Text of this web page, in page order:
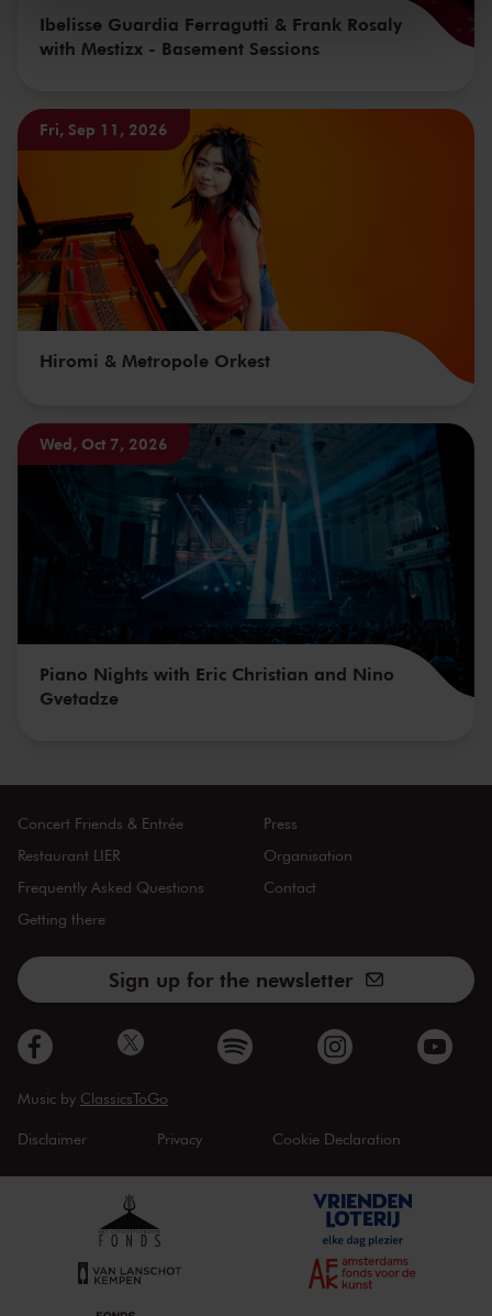
die uw gegevens
kunnen ontvangen en verwerken.
Ibelisse Guardia Ferragutti & Frank Rosaly
with Mestizx - Basement Sessions
Fri, Sep 11, 2026
Hiromi & Metropole Orkest
Wed, Oct 7, 2026
Piano Nights with Eric Christian and Nino
Gvetadze
Concert Friends & Entrée
Restaurant LIER
Frequently Asked Questions
Getting there
Press
Organisation
Contact
Sign up for the newsletter
Music by ClassicsToGo
Disclaimer Privacy Cookie Declaration